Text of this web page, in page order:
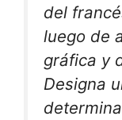
del
luego de
gráfica y
Designa